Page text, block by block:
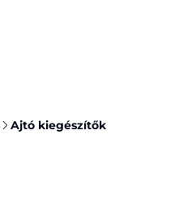
Ajtó kiegészítők